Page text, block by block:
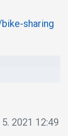
sharing
5. 2021 12:49